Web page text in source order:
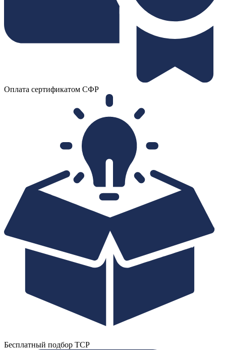
Оплата сертификатом СФР
Бесплатный подбор ТСР